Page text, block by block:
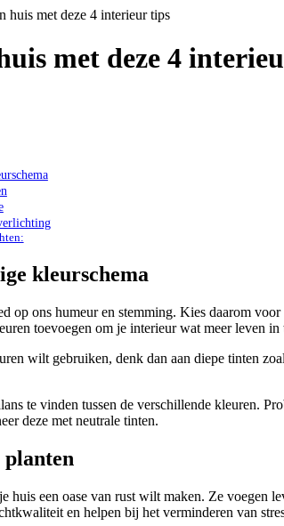
huis met deze 4 interieur tips
met deze 4
kleurschema
op ons humeur en stemming. Kies daarom
toevoegen om je interieur wat meer leven
wilt gebruiken, denk dan aan diepe tinten
te vinden tussen de verschillende kleuren.
deze met neutrale tinten.
huis een oase van rust wilt maken. Ze voegen
en helpen bij het verminderen van